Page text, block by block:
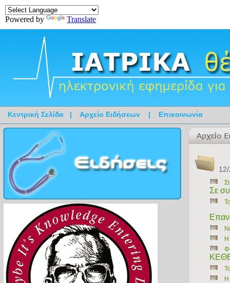
Powered by Translate
Κεντρική Σελίδα | Αρχείο Ειδήσεων | Επικοινωνία
Σε
Η
Η